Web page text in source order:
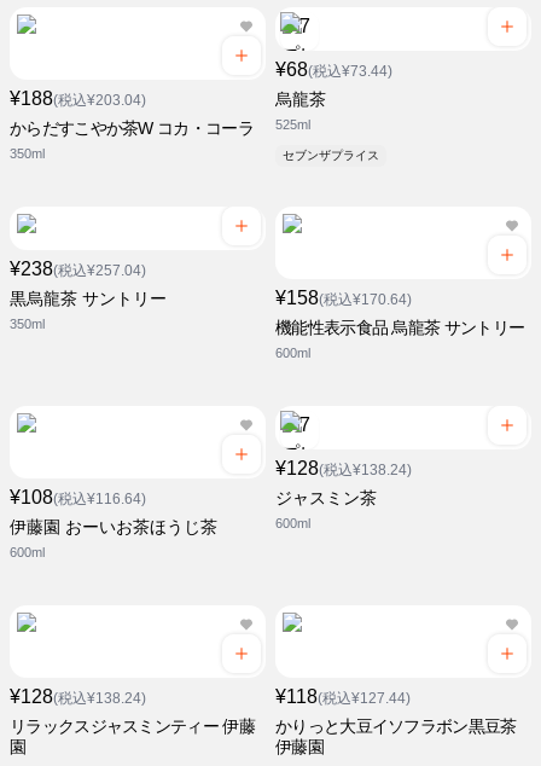
¥188(税込¥203.04)
からだすこやか茶W コカ・コーラ
350ml
¥68(税込¥73.44)
烏龍茶
525ml
セブンザプライス
¥238(税込¥257.04)
黒烏龍茶 サントリー
350ml
¥158(税込¥170.64)
機能性表示食品 烏龍茶 サントリー
600ml
¥108(税込¥116.64)
伊藤園 おーいお茶ほうじ茶
600ml
¥128(税込¥138.24)
ジャスミン茶
600ml
¥128(税込¥138.24)
リラックスジャスミンティー 伊藤
園
¥118(税込¥127.44)
かりっと大豆イソフラボン黒豆茶
伊藤園